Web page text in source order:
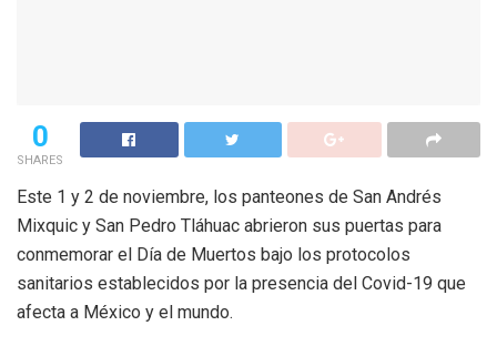
0
SHARES
Este 1 y 2 de noviembre, los panteones de San Andrés
Mixquic y San Pedro Tláhuac abrieron sus puertas para
conmemorar el Día de Muertos bajo los protocolos
sanitarios establecidos por la presencia del Covid-19 que
afecta a México y el mundo.